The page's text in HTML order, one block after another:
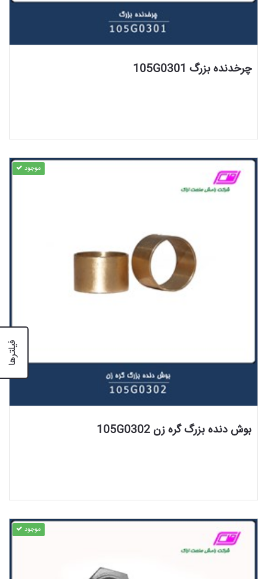
فیلترها
چرخدنده بزرگ 105G0301
بوش دنده بزرگ گره زن 105G0302
موجود
موجود